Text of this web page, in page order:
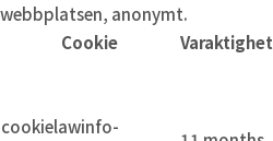
webbplatsen, anonymt.
Cookie
Varaktighet
cookielawinfo-